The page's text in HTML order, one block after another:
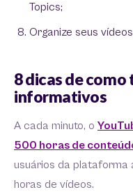
Topics;
Organize seus
8 dicas de
informativos
A cada minuto, o
500 horas de
usuários da plataforma
horas de vídeos.